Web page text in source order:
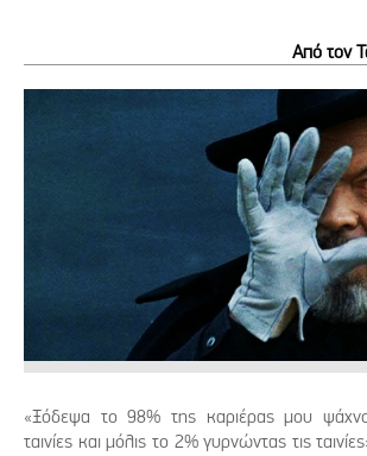
Από τον
«Ξόδεψα το 98% της καριέρας μου
ταινίες και μόλις το 2% γυρνώντας τις